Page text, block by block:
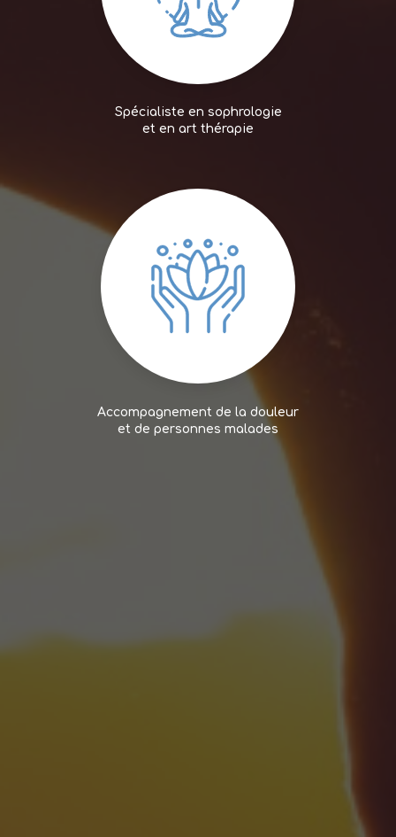
Spécialiste en sophrologie
et en art thérapie
Accompagnement de la douleur
et de personnes malades